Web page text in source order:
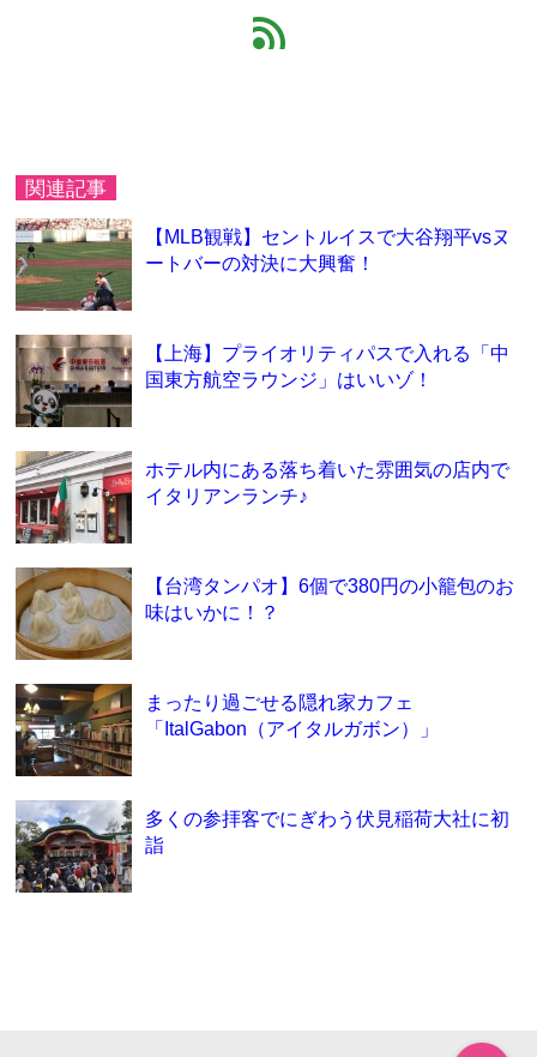
feed
関連記事
【MLB観戦】セントルイスで大谷翔平vsヌ
ートバーの対決に大興奮！
【上海】プライオリティパスで入れる「中
国東方航空ラウンジ」はいいゾ！
ホテル内にある落ち着いた雰囲気の店内で
イタリアンランチ♪
【台湾タンパオ】6個で380円の小籠包のお
味はいかに！？
まったり過ごせる隠れ家カフェ
「ItalGabon（アイタルガボン）」
多くの参拝客でにぎわう伏見稲荷大社に初
詣